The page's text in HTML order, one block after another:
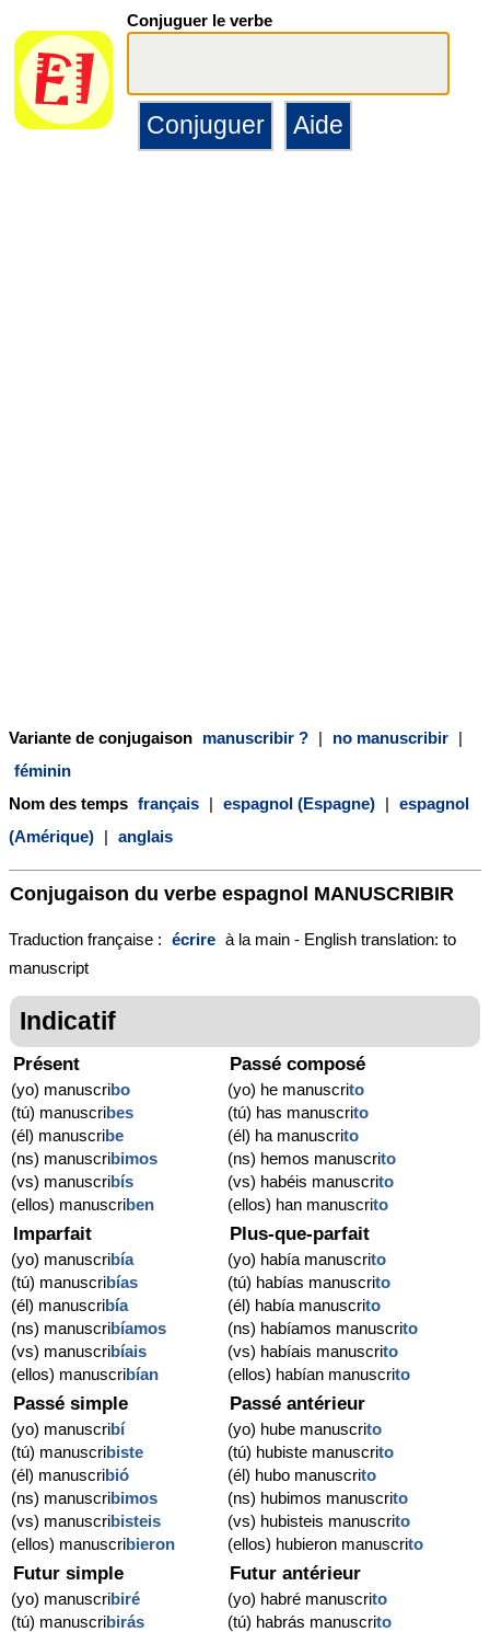
Conjuguer le verbe
Variante de conjugaison manuscribir ? | no manuscribir |
féminin
Nom des temps français | espagnol (Espagne) | espagnol
(Amérique) | anglais
Conjugaison du verbe espagnol MANUSCRIBIR
Traduction française : écrire à la main - English translation: to
manuscript
Indicatif
Présent
(yo) manuscribo
(tú) manuscribes
(él) manuscribe
(ns) manuscribimos
(vs) manuscribís
(ellos) manuscriben
Passé composé
(yo) he manuscrito
(tú) has manuscrito
(él) ha manuscrito
(ns) hemos manuscrito
(vs) habéis manuscrito
(ellos) han manuscrito
Imparfait
(yo) manuscribía
(tú) manuscribías
(él) manuscribía
(ns) manuscribíamos
(vs) manuscribíais
(ellos) manuscribían
Plus-que-parfait
(yo) había manuscrito
(tú) habías manuscrito
(él) había manuscrito
(ns) habíamos manuscrito
(vs) habíais manuscrito
(ellos) habían manuscrito
Passé simple
(yo) manuscribí
(tú) manuscribiste
(él) manuscribió
(ns) manuscribimos
(vs) manuscribisteis
(ellos) manuscribieron
Passé antérieur
(yo) hube manuscrito
(tú) hubiste manuscrito
(él) hubo manuscrito
(ns) hubimos manuscrito
(vs) hubisteis manuscrito
(ellos) hubieron manuscrito
Futur simple
(yo) manuscribiré
(tú) manuscribirás
Futur antérieur
(yo) habré manuscrito
(tú) habrás manuscrito